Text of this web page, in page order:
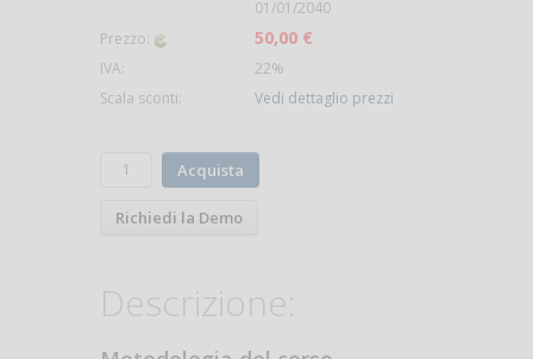
01/01/2040
Prezzo:
50,00 €
IVA:
22%
Scala sconti:
Vedi dettaglio prezzi
Acquista
Richiedi la Demo
Descrizione: